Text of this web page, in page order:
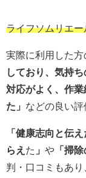
ライフソムリエ
実際に利用した方
しており、気持
対応がよく、作
た」 などの良い評
「健康志向と伝
らえ た 」 や 「掃
判・口コミもあ